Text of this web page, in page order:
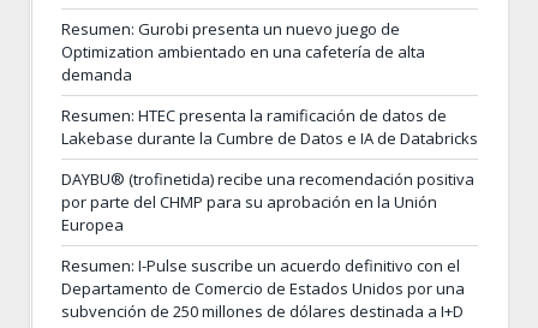
Resumen: Gurobi presenta un nuevo juego de
Optimization ambientado en una cafetería de alta
demanda
Resumen: HTEC presenta la ramificación de datos de
Lakebase durante la Cumbre de Datos e IA de Databricks
DAYBU® (trofinetida) recibe una recomendación positiva
por parte del CHMP para su aprobación en la Unión
Europea
Resumen: I-Pulse suscribe un acuerdo definitivo con el
Departamento de Comercio de Estados Unidos por una
subvención de 250 millones de dólares destinada a I+D